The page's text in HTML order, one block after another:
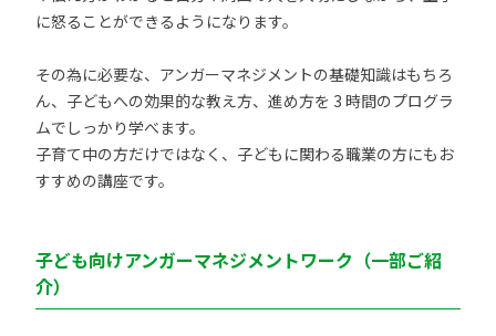
に怒ることができるようになります。
その為に必要な、アンガーマネジメントの基礎知識はもちろ
ん、子どもへの効果的な教え方、進め方を 3 時間のプログラ
ムでしっかり学べます。
子育て中の方だけではなく、子どもに関わる職業の方にもお
すすめの講座です。
子ども向けアンガーマネジメントワーク（一部ご紹
介）